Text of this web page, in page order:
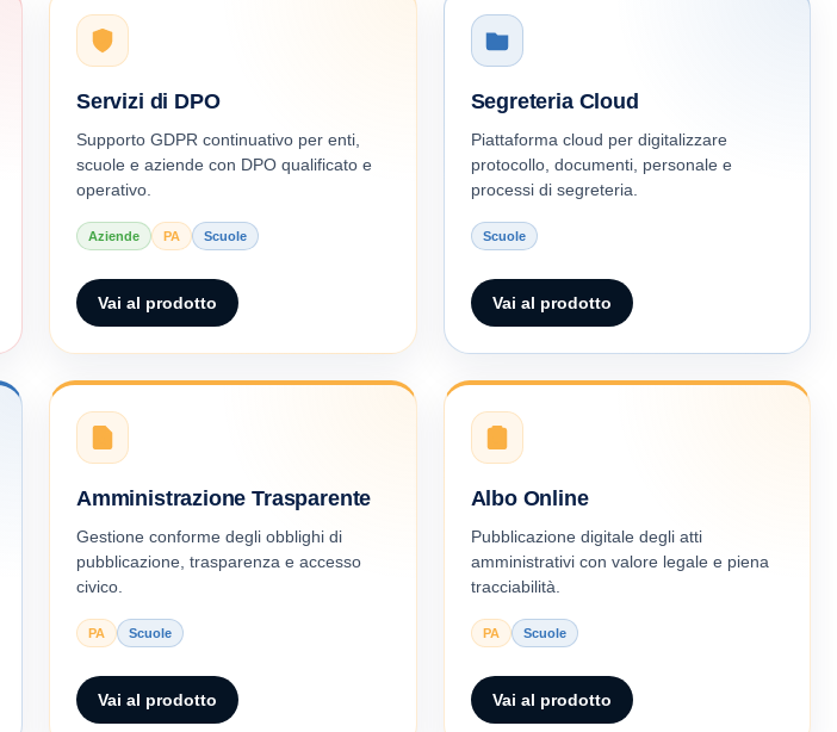
Servizi di DPO
Supporto GDPR continuativo per enti,
scuole e aziende con DPO qualificato e
operativo.
Aziende PA Scuole
Vai al prodotto
Segreteria Cloud
Piattaforma cloud per digitalizzare
protocollo, documenti, personale e
processi di segreteria.
Scuole
Vai al prodotto
Amministrazione Trasparente
Gestione conforme degli obblighi di
pubblicazione, trasparenza e accesso
civico.
PA Scuole
Vai al prodotto
Albo Online
Pubblicazione digitale degli atti
amministrativi con valore legale e piena
tracciabilità.
PA Scuole
Vai al prodotto